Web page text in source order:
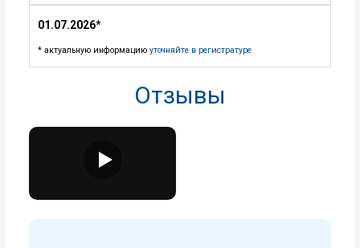
01.07.2026*
* актуальную информациюуточняйте в регистратуре
Отзывы